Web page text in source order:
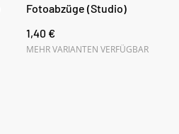
Fotoabzüge (Studio)
1,40 €
MEHR VARIANTEN VERFÜGBAR